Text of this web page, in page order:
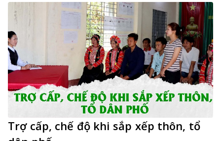
Trợ cấp, chế độ khi sắp xếp thôn, tổ